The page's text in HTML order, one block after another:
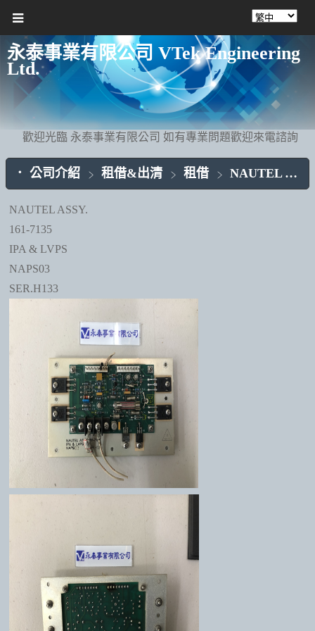
永泰事業有限公司 VTek Engineering
Ltd.
歡迎光臨 永泰事業有限公司 如有專業問題歡迎來電諮詢
公司介紹 租借&出清 租借 NAUTEL ASSY.
NAUTEL ASSY.
161-7135
IPA & LVPS
NAPS03
SER.H133